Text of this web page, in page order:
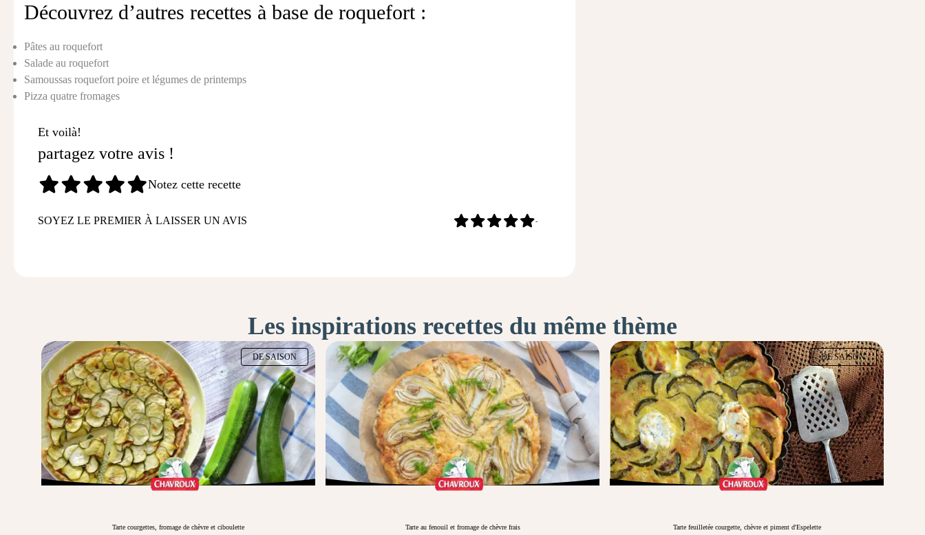
Découvrez d’autres recettes à base de roquefort :
Pâtes au roquefort
Salade au roquefort
Samoussas roquefort poire et légumes de printemps
Pizza quatre fromages
Et voilà!
partagez votre avis !
Notez cette recette
SOYEZ LE PREMIER À LAISSER UN AVIS -
Les inspirations recettes du même thème
DE SAISON
Tarte courgettes, fromage de chèvre et ciboulette Tarte au fenouil et fromage de chèvre frais
DE SAISON
Tarte feuilletée courgette, chèvre et piment d'Espelette